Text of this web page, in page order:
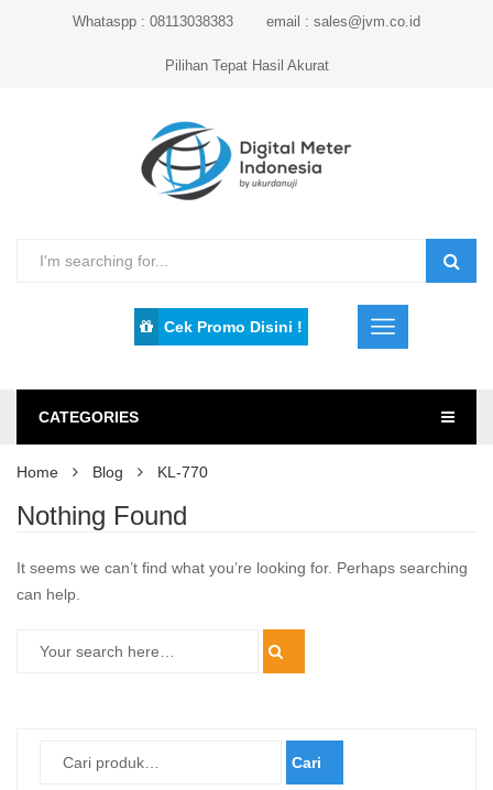
Whataspp : 08113038383 email : sales@jvm.co.id
Pilihan Tepat Hasil Akurat
Cek Promo Disini !
CATEGORIES
Home Blog KL-770
Nothing Found
It seems we can’t find what you’re looking for. Perhaps searching
can help.
Cari